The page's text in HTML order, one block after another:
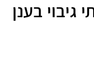
גיבוי בענן